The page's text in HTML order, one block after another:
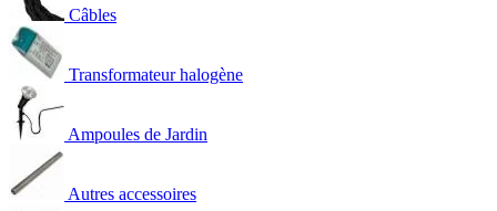
Câbles
Transformateur halogène
Ampoules de Jardin
Autres accessoires